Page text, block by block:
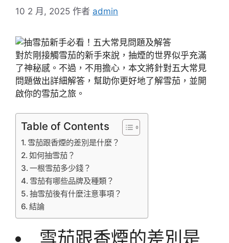
10 2 月, 2025 作者 admin
對於剛接觸雪茄的新手來說，抽煙的世界似乎充滿
了神秘感。不過，不用擔心，本文將針對五大常見
問題做出詳細解答，幫助你更好地了解雪茄，並開
啟你的雪茄之旅。
Table of Contents
雪茄跟香煙的差別是什麼？
如何抽雪茄？
一根雪茄多少錢？
雪茄有哪些品牌及種類？
抽雪茄後有什麼注意事項？
結論
雪茄跟香煙的差別是